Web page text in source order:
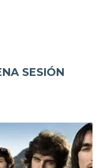
SESIÓN